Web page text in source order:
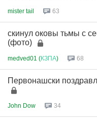
mister tail 63
скинул оковы тьмы с
(фото)
medved01 (КЗПА) 68
Первонашски
John Dow 34